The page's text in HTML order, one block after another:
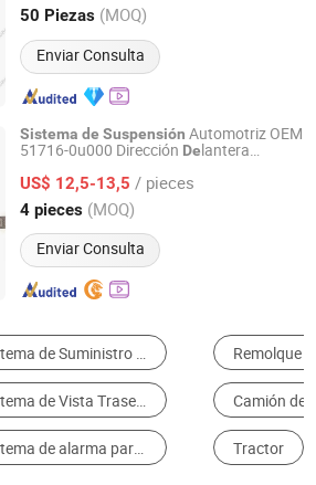
deeje
50 Piezas (MOQ)
Enviar Consulta
Desde 2024
Sistema de Suspensión Automotriz OEM
51716-0u000 Dirección Delantera
US$ 12,5-13,5 / pieces
4 pieces (MOQ)
Enviar Consulta
Co., Ltd
Desde 2023
Sistema De Suspensión
Camión de Tractor
Suspensión del remolque